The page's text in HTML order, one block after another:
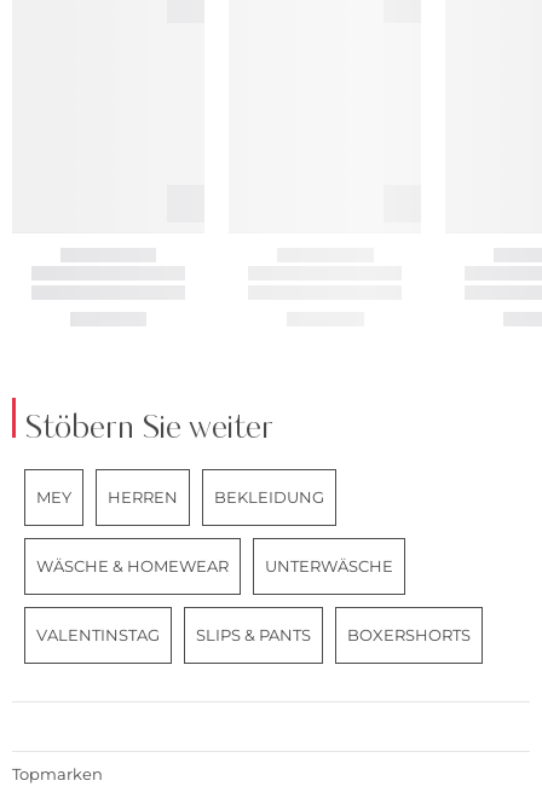
Stöbern Sie weiter
MEY HERREN BEKLEIDUNG
WÄSCHE & HOMEWEAR UNTERWÄSCHE
VALENTINSTAG SLIPS & PANTS BOXERSHORTS
Topmarken